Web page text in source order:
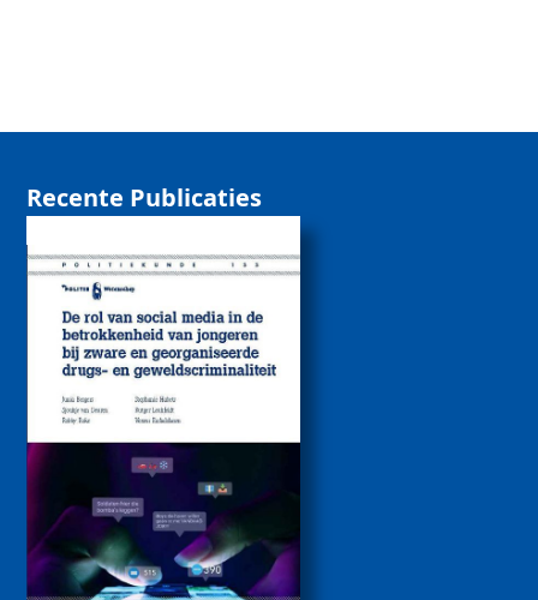
Recente Publicaties
De rol van sociale
media bij de
betrokkenheid van
jongeren bij zware
drugs- en
geweldscriminaliteit
2026
Politiekunde
Politiekunde